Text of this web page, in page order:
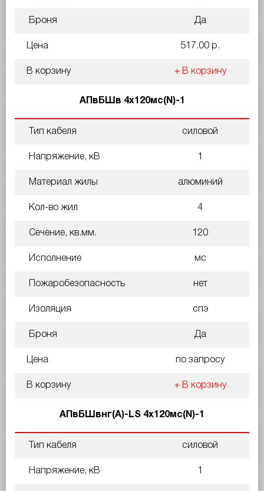
Броня Да
Цена 517.00 р.
В корзину + В корзину
АПвБШв 4х120мс(N)-1
Тип кабеля силовой
Напряжение, кВ 1
Материал жилы алюминий
Кол-во жил 4
Сечение, кв.мм. 120
Исполнение мс
Пожаробезопасность нет
Изоляция спэ
Броня Да
Цена по запросу
В корзину + В корзину
АПвБШвнг(A)-LS 4х120мс(N)-1
Тип кабеля силовой
Напряжение, кВ 1